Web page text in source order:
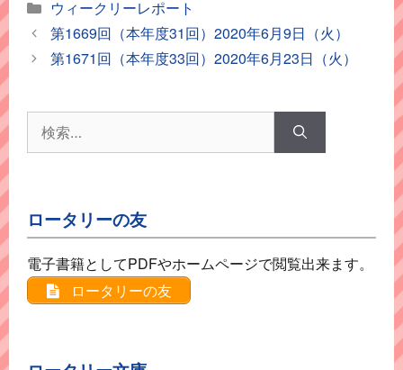
カ
テ
ゴ
リ
ウィークリーレポート
第1669回（本年度31回）2020年6月9日（火）
第1671回（本年度33回）2020年6月23日（火）
索:
ロータリーの友
電子書籍としてPDFやホームページで閲覧出来ます。
ロータリーの友